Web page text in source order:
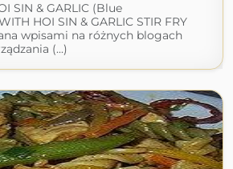
SIN & GARLIC (Blue
HOI SIN & GARLIC STIR FRY
wpisami na różnych blogach
(...)